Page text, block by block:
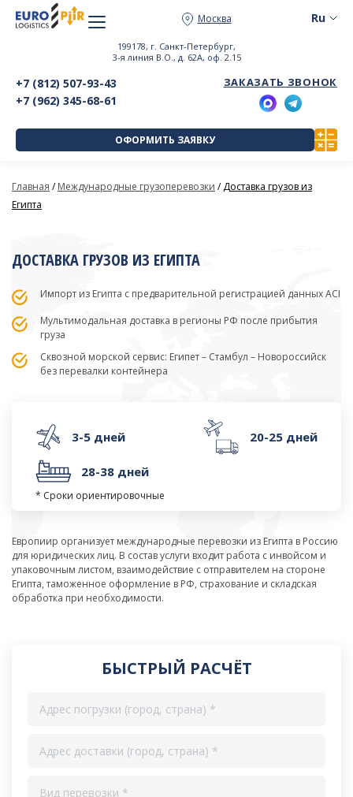
Москва
199178, г. Санкт-Петербург,
3-я линия В.О., д. 62А, оф. 2.15
+7 (812) 507-93-43
+7 (962) 345-68-61
ЗАКАЗАТЬ ЗВОНОК
ОФОРМИТЬ ЗАЯВКУ
Главная /Международные грузоперевозки /Доставка грузов из
Египта
ДОСТАВКА ГРУЗОВ ИЗ ЕГИПТА
Импорт из Египта с предварительной регистрацией данных ACI
Мультимодальная доставка в регионы РФ после прибытия
груза
Сквозной морской сервис: Египет – Стамбул – Новороссийск
без перевалки контейнера
3-5 дней 20-25 дней
28-38 дней
* Сроки ориентировочные
Европиир организует международные перевозки из Египта в Россию
для юридических лиц. В состав услуги входит работа с инвойсом и
упаковочным листом, взаимодействие с отправителем на стороне
Египта, таможенное оформление в РФ, страхование и складская
обработка при необходимости.
БЫСТРЫЙ РАСЧЁТ